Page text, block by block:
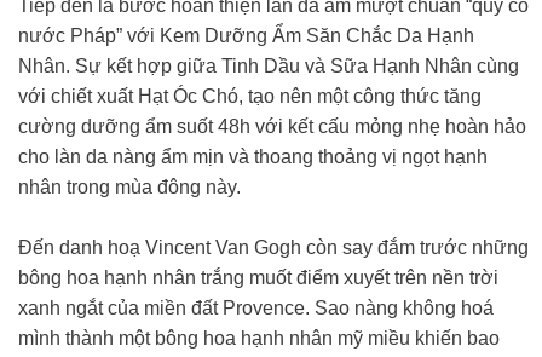
Tiếp đến là bước hoàn thiện làn da ẩm mượt chuẩn “quý cô
nước Pháp” với Kem Dưỡng Ẩm Săn Chắc Da Hạnh
Nhân. Sự kết hợp giữa Tinh Dầu và Sữa Hạnh Nhân cùng
với chiết xuất Hạt Óc Chó, tạo nên một công thức tăng
cường dưỡng ẩm suốt 48h với kết cấu mỏng nhẹ hoàn hảo
cho làn da nàng ẩm mịn và thoang thoảng vị ngọt hạnh
nhân trong mùa đông này.
Đến danh hoạ Vincent Van Gogh còn say đắm trước những
bông hoa hạnh nhân trắng muốt điểm xuyết trên nền trời
xanh ngắt của miền đất Provence. Sao nàng không hoá
mình thành một bông hoa hạnh nhân mỹ miều khiến bao